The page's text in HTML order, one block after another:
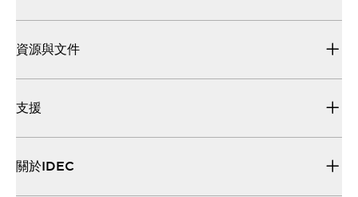
資源與文件
支援
關於IDEC